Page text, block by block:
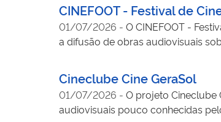
CINEFOOT - Festival de
01/07/2026 - O CINEFOOT -
a difusão de obras audiovisuais
CINEFOOT desempenha um
ações como a Mostra Dente de
cultural, a educação audiovisual
Cineclube Cine GeraSol
01/07/2026 - O projeto Cineclube
audiovisuais pouco conhecidas